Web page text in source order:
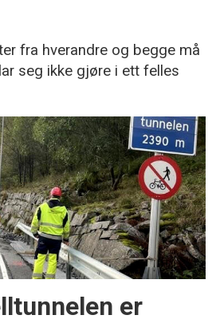
fra hverandre og begge må
seg ikke gjøre i ett felles
er